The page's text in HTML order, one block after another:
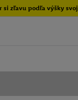
si zľavu podľa výšky